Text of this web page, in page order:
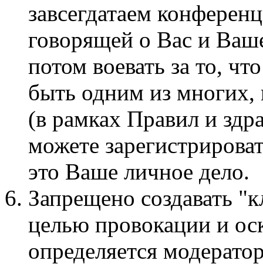
завсегдатаем
говорящей о Вас и
потом воевать за то,
быть одним из многих,
(в рамках Правил и
можете
это Ваше личное дело.
Запрещено создавать
целью провокации и
определяется